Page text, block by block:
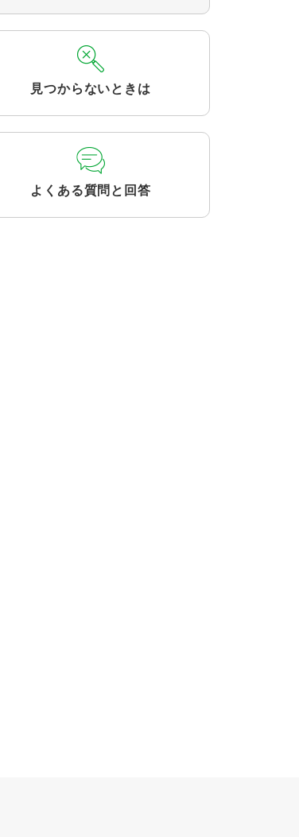
見つからないときは
よくある質問と回答